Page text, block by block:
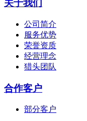
关于我们
公司简介
服务优势
荣誉资质
经营理念
猎头团队
合作客户
部分客户